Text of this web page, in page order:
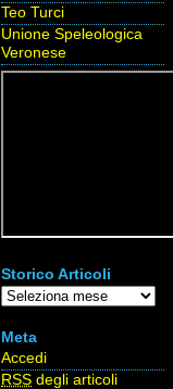
Teo Turci
Unione Speleologica
Veronese
Storico Articoli
Storico
Meta
Accedi
RSS degli articoli